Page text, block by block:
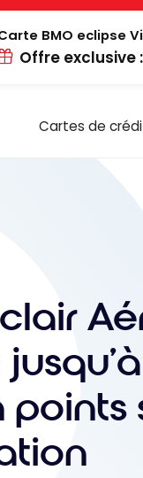
BMO eclipse
Offre exclusive
Cartes de